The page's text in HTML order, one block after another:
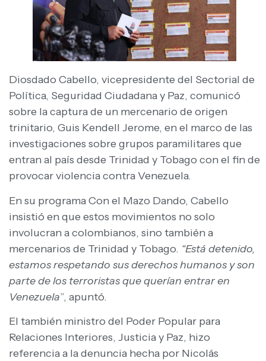
Diosdado Cabello, vicepresidente del Sectorial de
Política, Seguridad Ciudadana y Paz, comunicó
sobre la captura de un mercenario de origen
trinitario, Guis Kendell Jerome, en el marco de las
investigaciones sobre grupos paramilitares que
entran al país desde Trinidad y Tobago con el fin de
provocar violencia contra Venezuela.
En su programa Con el Mazo Dando, Cabello
insistió en que estos movimientos no solo
involucran a colombianos, sino también a
mercenarios de Trinidad y Tobago. “Está detenido,
estamos respetando sus derechos humanos y son
parte de los terroristas que querían entrar en
Venezuela”, apuntó.
El también ministro del Poder Popular para
Relaciones Interiores, Justicia y Paz, hizo
referencia a la denuncia hecha por Nicolás